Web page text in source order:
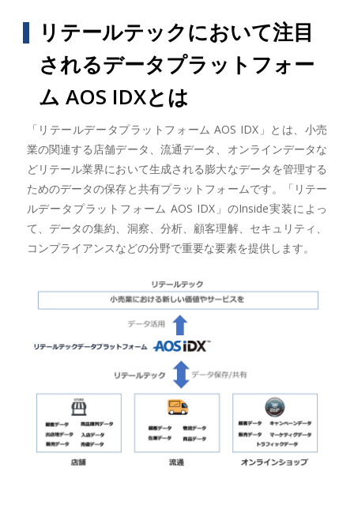
リテールテックにおいて注目
されるデータプラットフォー
ム AOS IDXとは
「リテールデータプラットフォーム AOS IDX」とは、小売
業の関連する店舗データ、流通データ、オンラインデータな
どリテール業界において生成される膨大なデータを管理する
ためのデータの保存と共有プラットフォームです。「リテー
ルデータプラットフォーム AOS IDX」のInside実装によっ
て、データの集約、洞察、分析、顧客理解、セキュリティ、
コンプライアンスなどの分野で重要な要素を提供します。